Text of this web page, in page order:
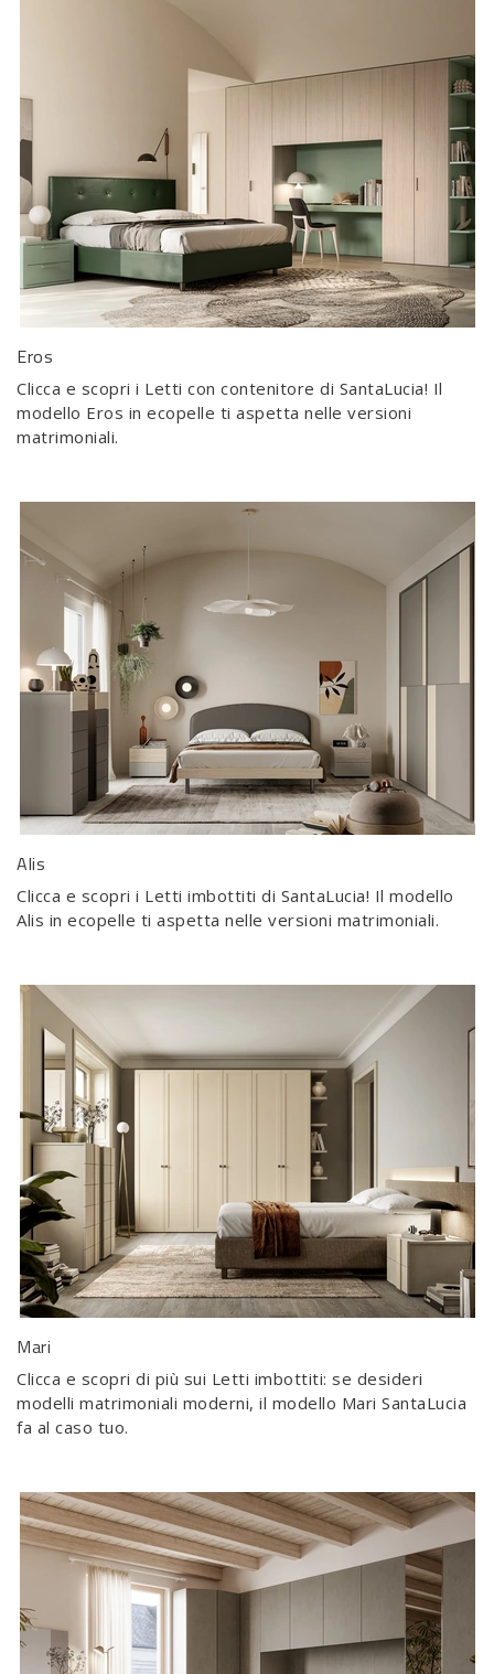
Eros
Clicca e scopri i Letti con contenitore di SantaLucia! Il
modello Eros in ecopelle ti aspetta nelle versioni
matrimoniali.
Alis
Clicca e scopri i Letti imbottiti di SantaLucia! Il modello
Alis in ecopelle ti aspetta nelle versioni matrimoniali.
Mari
Clicca e scopri di più sui Letti imbottiti: se desideri
modelli matrimoniali moderni, il modello Mari SantaLucia
fa al caso tuo.